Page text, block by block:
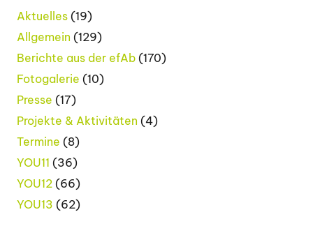
Aktuelles (19)
Allgemein (129)
Berichte aus der efAb (170)
Fotogalerie (10)
Presse (17)
Projekte & Aktivitäten (4)
Termine (8)
YOU11 (36)
YOU12 (66)
YOU13 (62)